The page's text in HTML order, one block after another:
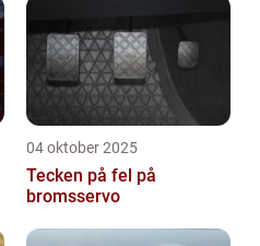
04 oktober 2025
Tecken på fel på
bromsservo